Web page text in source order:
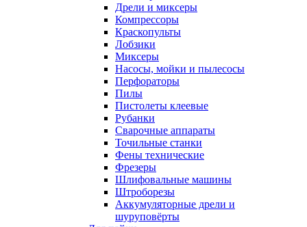
Дрели и миксеры
Компрессоры
Краскопульты
Лобзики
Миксеры
Насосы, мойки и пылесосы
Перфораторы
Пилы
Пистолеты клеевые
Рубанки
Сварочные аппараты
Точильные станки
Фены технические
Фрезеры
Шлифовальные машины
Штроборезы
Аккумуляторные дрели и
шуруповёрты